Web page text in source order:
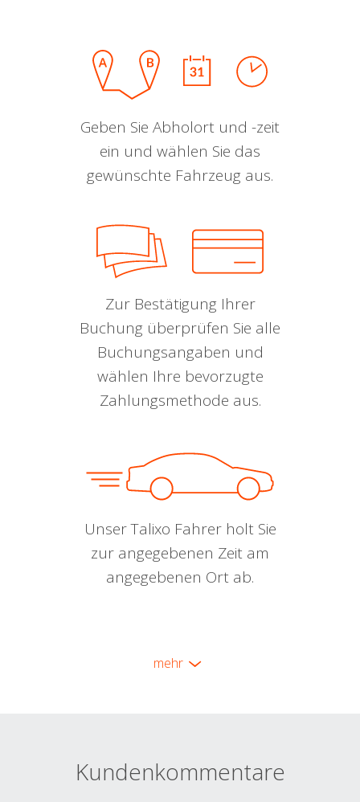
Geben Sie Abholort und -zeit
ein und wählen Sie das
gewünschte Fahrzeug aus.
Zur Bestätigung Ihrer
Buchung überprüfen Sie alle
Buchungsangaben und
wählen Ihre bevorzugte
Zahlungsmethode aus.
Unser Talixo Fahrer holt Sie
zur angegebenen Zeit am
angegebenen Ort ab.
mehr
Kundenkommentare